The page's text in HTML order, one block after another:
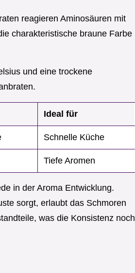
reagieren Aminosäuren mit
charakteristische braune Farbe
und eine trockene
Ideal für
Schnelle Küche
Tiefe Aromen
in der Aroma Entwicklung.
sorgt, erlaubt das Schmoren
was die Konsistenz noch